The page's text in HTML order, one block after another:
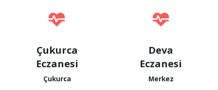
Çukurca
Eczanesi
Çukurca
Deva
Eczanesi
Merkez